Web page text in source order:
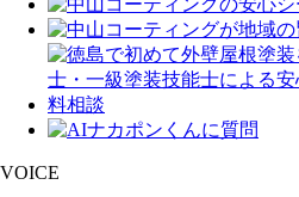
VOICE